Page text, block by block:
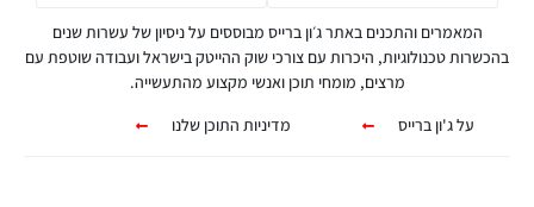
המאמרים והתכנים באתר ג׳ון ברייס מבוססים על ניסיון של עשרות שנים
בהכשרות טכנולוגיות, היכרות עם צורכי שוק ההייטק בישראל ועבודה שוטפת עם
מרצים, מומחי תוכן ואנשי מקצוע מהתעשייה.
על ג'ון ברייס
מדיניות התוכן שלנו